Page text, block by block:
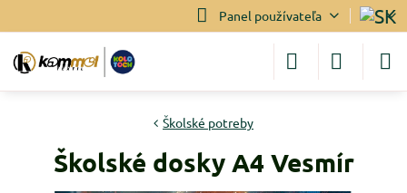
Panel používateľa
Školské potreby
Školské dosky A4 Vesmír